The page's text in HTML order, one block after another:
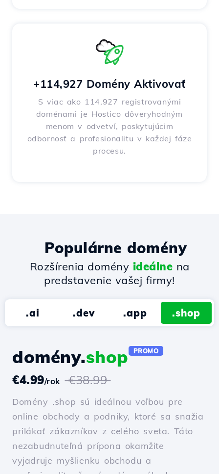
+114,927 Domény Aktivovať
S viac ako 114,927 registrovanými
doménami je Hostico dôveryhodným
menom v odvetví, poskytujúcim
odbornosť a profesionalitu v každej fáze
procesu.
Populárne domény
Rozšírenia domény ideálne na
predstavenie vašej firmy!
.ai .dev .app .shop
domény.shop PROMO
€4.99/rok €38.99
Domény .shop sú ideálnou voľbou pre
online obchody a podniky, ktoré sa snažia
prilákať zákazníkov z celého sveta. Táto
nezabudnuteľná prípona okamžite
vyjadruje myšlienku obchodu a